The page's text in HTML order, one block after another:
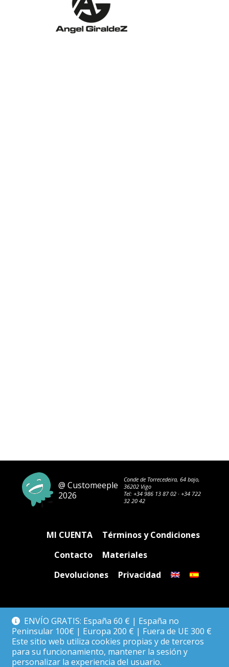
ENVÍO GRATIS: España 60 € | España no
Peninsular 100€ | Europa 200 € | Fuera de UE 300 €
Este sitio web utiliza cookies propias y de terceros
para su funcionamiento, mantener la sesión y
personalizar la experiencia del usuario.
@ Customeeple
2026
Conde de Torrecedeira, 64 bajo,
36202 Vigo
Tel: +34 986 13 87 02· +34 722
32 20 42
MI CUENTA
Términos y Condiciones
Contacto
Materiales
Devoluciones
Privacidad